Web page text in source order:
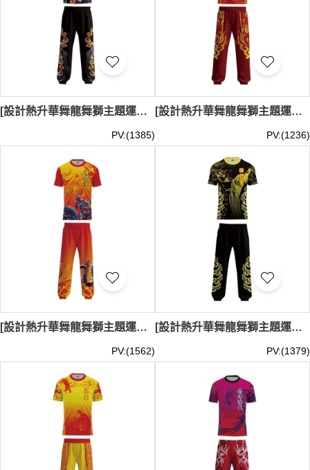
[設計熱升華舞龍舞獅主題運動服套裝]｜黑色和深紫色為主色調的舞獅表演服｜下身的長褲以黑色為主｜褲腿兩側飾有對稱的金橙色與紫色雲紋圖案｜舞龍舞獅表演、文化表演、節慶活動｜LDS035
PV:(1385)
[設計熱升華舞龍舞獅主題運動服套裝]｜紅色和橙黃色為主色調的舞獅表演服｜兩側印有與上衣相呼應的龍圖案｜下身的長褲以紅色為主｜舞龍舞獅表演、文化表演、節慶活動｜LDS034
PV:(1236)
[設計熱升華舞龍舞獅主題運動服套裝]｜紅色和橙黃色為主色調的舞獅表演服｜兩側印有與上衣相呼應的龍圖案｜下身的長褲以紅色為主｜舞龍舞獅表演、文化表演、節慶活動｜LDS033
PV:(1562)
[設計熱升華舞龍舞獅主題運動服套裝]｜黑色為主色調的舞獅表演服｜搭配金黃色的圖案設計｜下身的長褲以黑色為主｜褲腿兩側飾有對稱的金色紋樣｜舞龍舞獅表演、文化表演、節慶活動｜LDS032
PV:(1379)